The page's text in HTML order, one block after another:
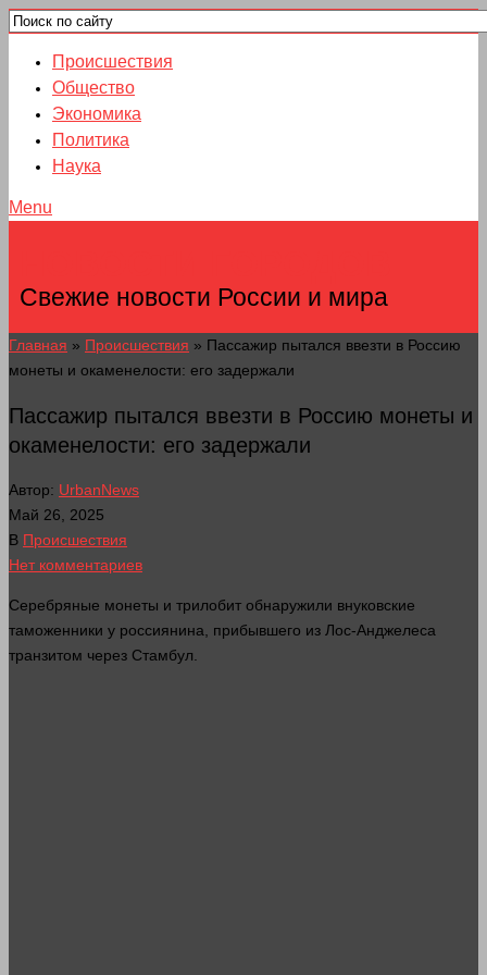
Происшествия
Общество
Экономика
Политика
Наука
Menu
Свежие новости России и мира
Главная » Происшествия » Пассажир пытался ввезти в Россию
монеты и окаменелости: его задержали
Пассажир пытался ввезти в Россию монеты и
окаменелости: его задержали
Автор: UrbanNews
Май 26, 2025
В Происшествия
Нет комментариев
Серебряные монеты и трилобит обнаружили внуковские
таможенники у россиянина, прибывшего из Лос-Анджелеса
транзитом через Стамбул.